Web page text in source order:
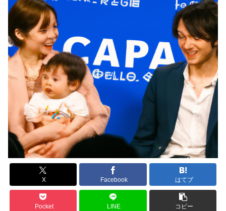
X Facebook はてブ
Pocket LINE コピー